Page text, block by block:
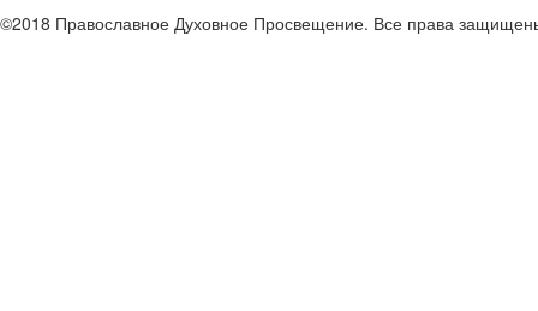
©2018 Православное Духовное Просвещение. Все права